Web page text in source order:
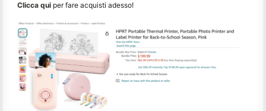
Clicca qui per fare acquisti adesso!